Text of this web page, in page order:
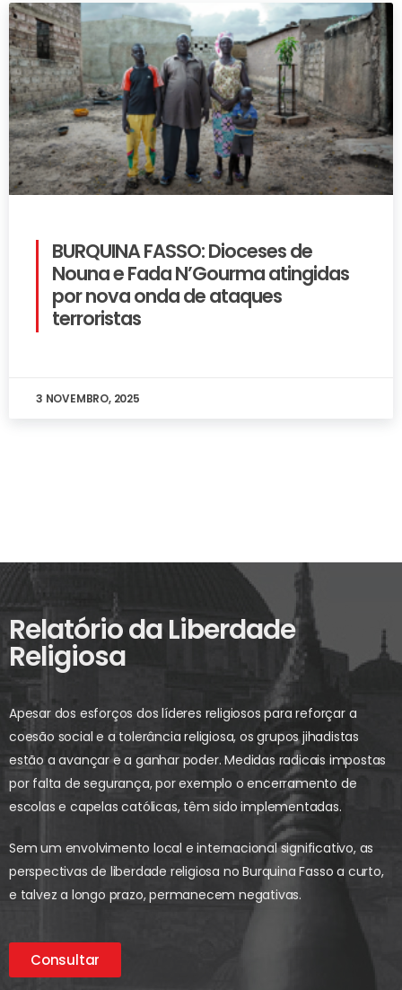
BURQUINA FASSO: Dioceses de
Nouna e Fada N’Gourma atingidas
por nova onda de ataques
terroristas
3 NOVEMBRO, 2025
Relatório da Liberdade
Religiosa
Apesar dos esforços dos líderes religiosos para reforçar a
coesão social e a tolerância religiosa, os grupos jihadistas
estão a avançar e a ganhar poder. Medidas radicais impostas
por falta de segurança, por exemplo o encerramento de
escolas e capelas católicas, têm sido implementadas.
Sem um envolvimento local e internacional significativo, as
perspectivas de liberdade religiosa no Burquina Fasso a curto,
e talvez a longo prazo, permanecem negativas.
Consultar